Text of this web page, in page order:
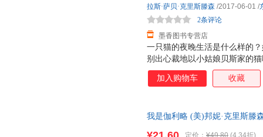
一只猫的夜晚生活是什么样的
别出心裁地以小姑娘贝斯家的
人道晚安（对猫咪来说是早安
对呢）的问候结束，为我们解
墨香图书专营店
2条评论
拉斯·萨贝·克里斯滕森 /2017-06-01 /
加入购物车 收藏
我是伽利略 (美)邦妮·克里斯滕
定价： ¥49.80 (4.34折)